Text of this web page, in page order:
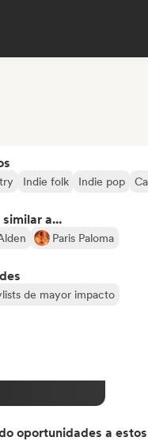
Indie folk Indie pop
a...
Paris Paloma
de mayor impacto
oportunidades a